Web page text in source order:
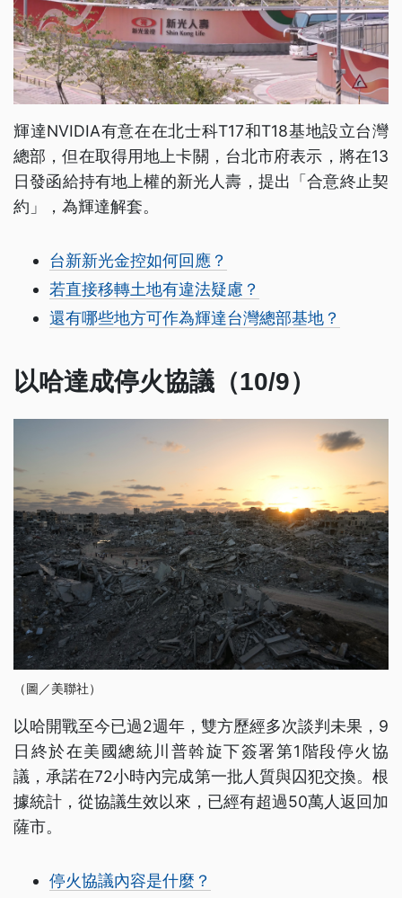
輝達NVIDIA有意在在北士科T17和T18基地設立台灣
總部，但在取得用地上卡關，台北市府表示，將在13
日發函給持有地上權的新光人壽，提出「合意終止契
約」，為輝達解套。
台新新光金控如何回應？
若直接移轉土地有違法疑慮？
還有哪些地方可作為輝達台灣總部基地？
以哈達成停火協議（10/9）
（圖／美聯社）
以哈開戰至今已過2週年，雙方歷經多次談判未果，9
日終於在美國總統川普斡旋下簽署第1階段停火協
議，承諾在72小時內完成第一批人質與囚犯交換。根
據統計，從協議生效以來，已經有超過50萬人返回加
薩市。
停火協議內容是什麼？